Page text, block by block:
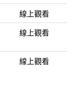
線上觀看
線上觀看
線上觀看